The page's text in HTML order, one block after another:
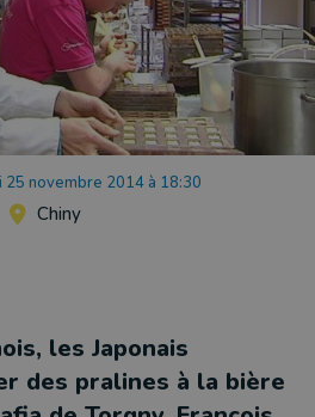
25 novembre 2014 à 18:30
Chiny
les Japonais
des pralines à la bière